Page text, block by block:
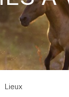
Lieux